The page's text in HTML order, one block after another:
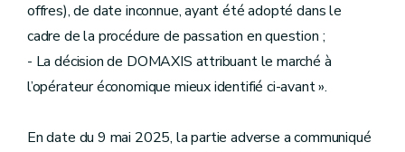
offres), de date inconnue, ayant été adopté dans le
cadre de la procédure de passation en question ;
- La décision de DOMAXIS attribuant le marché à
l’opérateur économique mieux identifié ci-avant ».
En date du 9 mai 2025, la partie adverse a communiqué